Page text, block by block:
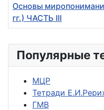
Основы
гг.) ЧАСТЬ III
Популярные
МЦР
Тетради
ГМВ